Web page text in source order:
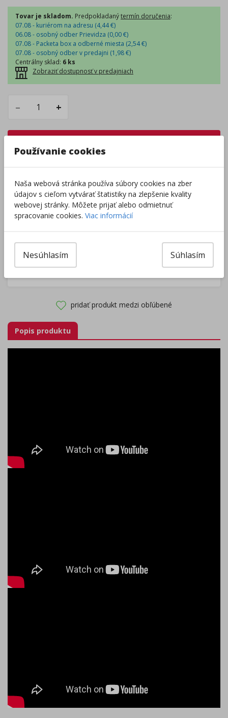
Tovar je skladom. Predpokladanýtermín doručenia:
07.08 - kuriérom na adresu (4,44€)
06.08 - osobný odber Prievidza (0,00€)
07.08 - Packeta box a odberné miesta (2,54€)
07.08 - osobný odber v predajni (1,98€)
Centrálny sklad: 6 ks
Zobraziť dostupnosť v predajniach
– +
získatedopravu zadarmo.
pridať produkt medzi obľúbené
Popis produktu
Používanie cookies
Naša webová stránka používa súbory cookies na zber
údajov s cieľom vytvárať štatistiky na zlepšenie kvality
webovej stránky. Môžete prijať alebo odmietnuť
spracovanie cookies. Viac informácií
Súhlasím
Nesúhlasím